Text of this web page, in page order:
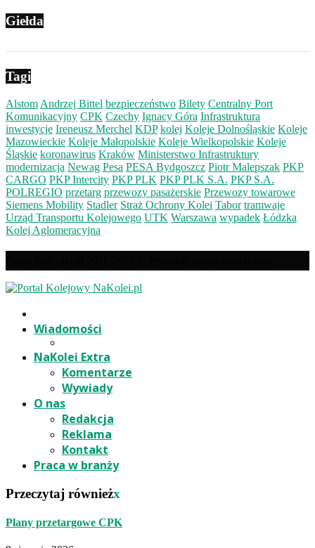
Giełda
Tagi
Alstom Andrzej Bittel bezpieczeństwo Bilety Centralny Port
Komunikacyjny CPK Czechy Ignacy Góra Infrastruktura
inwestycje Ireneusz Merchel KDP kolej Koleje Dolnośląskie Koleje
Mazowieckie Koleje Małopolskie Koleje Wielkopolskie Koleje
Śląskie koronawirus Kraków Ministerstwo Infrastruktury
modernizacja Newag Pesa PESA Bydgoszcz Piotr Malepszak PKP
CARGO PKP Intercity PKP PLK PKP PLK S.A. PKP S.A.
POLREGIO przetarg przewozy pasażerskie Przewozy towarowe
Siemens Mobility Stadler Straż Ochrony Kolei Tabor tramwaje
Urząd Transportu Kolejowego UTK Warszawa wypadek Łódzka
Kolej Aglomeracyjna
Wiadomości
NaKolei Extra
Komentarze
Wywiady
O nas
Redakcja
Reklama
Kontakt
Praca w branży
Przeczytaj równieżx
Plany przetargowe CPK